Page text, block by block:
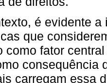
é evidente
que
como fator
consequência
carregam essa